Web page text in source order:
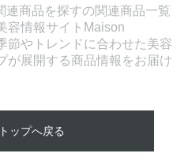
連商品を探すの関連商品一覧
容情報サイトMaison
節やトレンドに合わせた美容
が展開する商品情報をお届け
ップへ戻る